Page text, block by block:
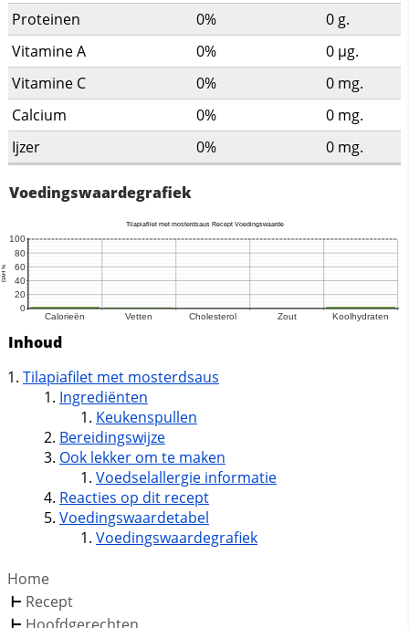
Proteinen 0% 0g.
Vitamine A
0% 0 µg.
Vitamine C
0% 0 mg.
Calcium
0% 0 mg.
Ijzer
0% 0 mg.
Voedingswaardegrafiek
Inhoud
Tilapiafilet met mosterdsaus
Ingrediënten
Keukenspullen
Bereidingswijze
Ook lekker om te maken
Voedselallergie informatie
Reacties op dit recept
Voedingswaardetabel
Voedingswaardegrafiek
Home
Recept
Hoofdgerechten